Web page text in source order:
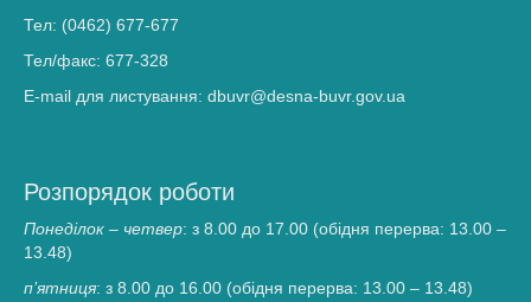
Прес-центр
Басейнова рада
ПУРБ
Тел: (0462) 677-677
Тел/факс: 677-328
E-mail для листування: dbuvr@desna-buvr.gov.ua
Розпорядок роботи
Понеділок – четвер: з 8.00 до 17.00 (обідня перерва: 13.00 –
13.48)
п’ятниця: з 8.00 до 16.00 (обідня перерва: 13.00 – 13.48)